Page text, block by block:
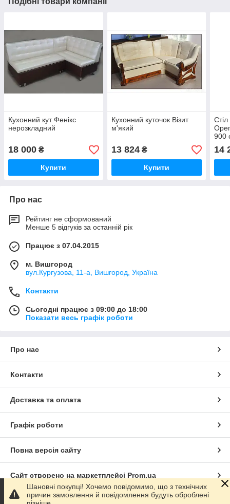
Кухонний кут Фенікс
нерозкладний
18 000 ₴
Купити
Кухонний куточок Візит
м'який
13 824₴
Купити
900
14
Про нас
Рейтинг не сформований
Менше 5 відгуків за останній рік
Працює з 07.04.2015
м. Вишгород
вул.Кургузова, 11-а, Вишгород, Україна
Контакти
Сьогодні працює з 09:00 до 18:00
Показати весь графік роботи
Про нас
Контакти
Доставка та оплата
Графік роботи
Повна версія сайту
Сайт створено на маркетплейсі Prom.ua
Політика конфіденційності
Шановні покупці! Хочемо повідомимо, що з технічних
причин замовлення й повідомлення будуть оброблені